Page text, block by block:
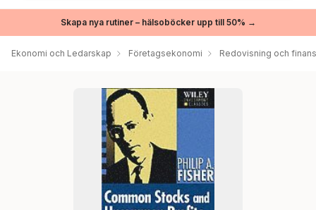
Skapa nya rutiner – hälsoböcker upp till 50% →
Ekonomi och Ledarskap Företagsekonomi Redovisning och